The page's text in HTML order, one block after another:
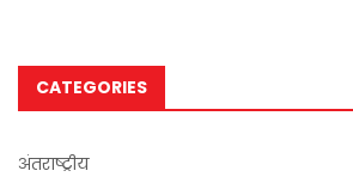
CATEGORIES
अंतराष्ट्रीय